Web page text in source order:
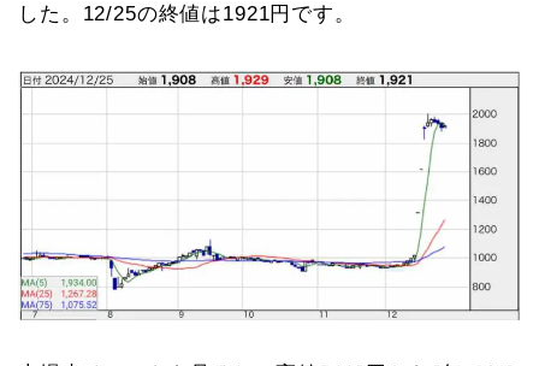
した。12/25の終値は1921円です。